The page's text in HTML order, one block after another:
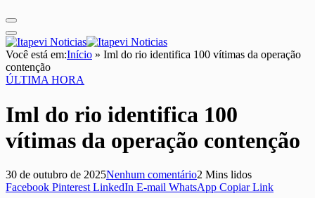
Você está em:Início » Iml do rio identifica 100 vítimas da operação
contenção
ÚLTIMA HORA
Iml do rio identifica 100
vítimas da operação contenção
30 de outubro de 2025Nenhum comentário2 Mins lidos
Facebook Pinterest LinkedIn E-mail WhatsApp Copiar Link